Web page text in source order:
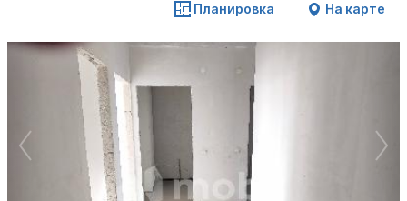
Планировка На карте